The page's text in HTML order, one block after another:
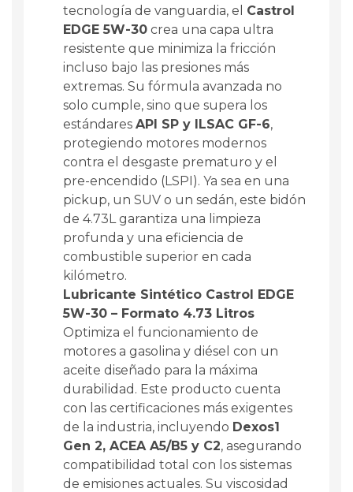
tecnología de vanguardia, el Castrol
EDGE 5W-30 crea una capa ultra
resistente que minimiza la fricción
incluso bajo las presiones más
extremas. Su fórmula avanzada no
solo cumple, sino que supera los
estándares API SP y ILSAC GF-6,
protegiendo motores modernos
contra el desgaste prematuro y el
pre-encendido (LSPI). Ya sea en una
pickup, un SUV o un sedán, este bidón
de 4.73L garantiza una limpieza
profunda y una eficiencia de
combustible superior en cada
kilómetro.
Lubricante Sintético Castrol EDGE
5W-30 – Formato 4.73 Litros
Optimiza el funcionamiento de
motores a gasolina y diésel con un
aceite diseñado para la máxima
durabilidad. Este producto cuenta
con las certificaciones más exigentes
de la industria, incluyendo Dexos1
Gen 2, ACEA A5/B5 y C2, asegurando
compatibilidad total con los sistemas
de emisiones actuales. Su viscosidad